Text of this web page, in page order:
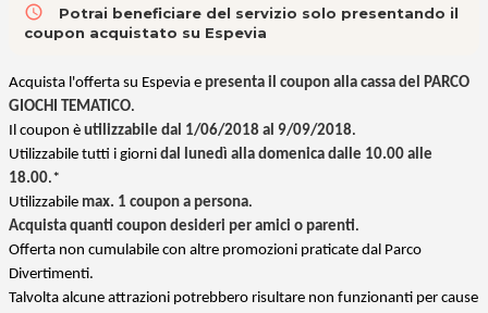
access_time
Potrai beneficiare del servizio solo presentando il
coupon acquistato su Espevia
Acquista l'offerta su Espevia e presenta il coupon alla cassa del PARCO
GIOCHI TEMATICO.
Il coupon è utilizzabile dal 1/06/2018 al 9/09/2018.
Utilizzabile tutti i giorni dal lunedì alla domenica dalle 10.00 alle
18.00.*
Utilizzabile max. 1 coupon a persona.
Acquista quanti coupon desideri per amici o parenti.
Offerta non cumulabile con altre promozioni praticate dal Parco
Divertimenti.
Talvolta alcune attrazioni potrebbero risultare non funzionanti per cause